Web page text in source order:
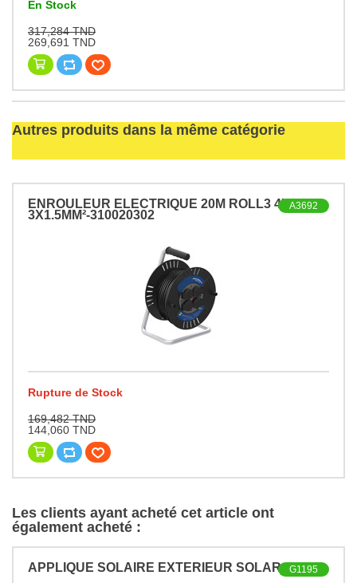
En Stock
317,284 TND
269,691 TND
Autres produits dans la même catégorie
ENROULEUR ELECTRIQUE 20M ROLL3 4X2P+T
3X1.5MM²-310020302
A3692
Rupture de Stock
169,482 TND
144,060 TND
Les clients ayant acheté cet article ont
également acheté :
APPLIQUE SOLAIRE EXTERIEUR SOLAR G1195